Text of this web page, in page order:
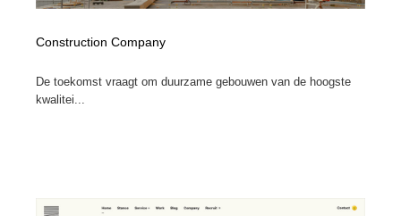
Construction Company
De toekomst vraagt om duurzame gebouwen van de hoogste
kwalitei...